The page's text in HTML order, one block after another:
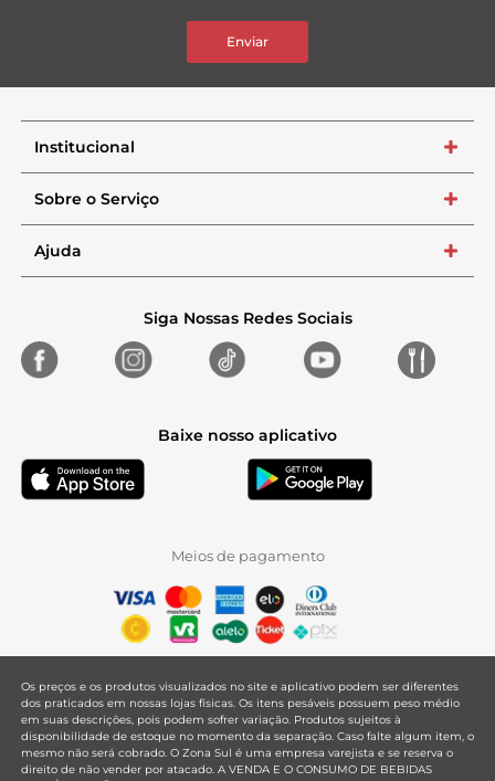
Enviar
Institucional +
Sobre o Serviço +
Ajuda +
Siga Nossas Redes Sociais
Baixe nosso aplicativo
Meios de pagamento
Os preços e os produtos visualizados no site e aplicativo podem ser diferentes
dos praticados em nossas lojas físicas. Os itens pesáveis possuem peso médio
em suas descrições, pois podem sofrer variação. Produtos sujeitos à
disponibilidade de estoque no momento da separação. Caso falte algum item, o
mesmo não será cobrado. O Zona Sul é uma empresa varejista e se reserva o
direito de não vender por atacado. A VENDA E O CONSUMO DE BEBIDAS